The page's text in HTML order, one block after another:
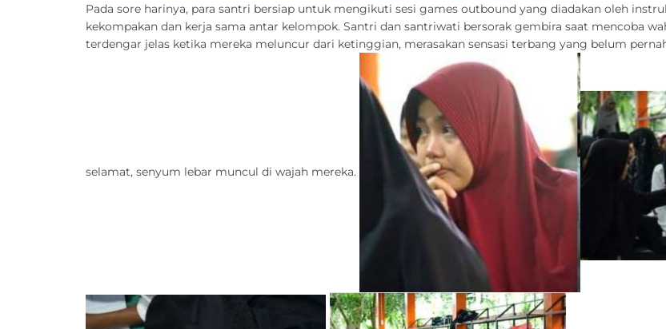
Pada sore harinya, para santri bersiap untuk mengikuti sesi games outbound yang diadakan oleh
kekompakan dan kerja sama antar kelompok. Santri dan santriwati bersorak gembira saat mencoba
terdengar jelas ketika mereka meluncur dari ketinggian, merasakan sensasi terbang yang belum
selamat, senyum lebar muncul di wajah mereka.